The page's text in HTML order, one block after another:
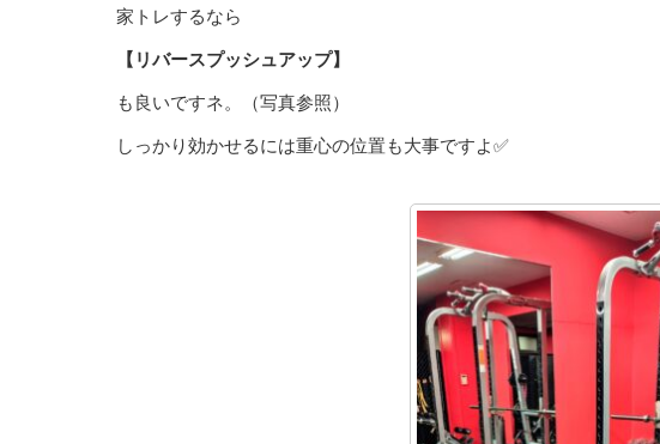
家トレするなら
【リバースプッシュアップ】
も良いですネ。（写真参照）
しっかり効かせるには重心の位置も大事ですよ✅